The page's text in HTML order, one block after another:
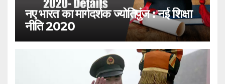
नए भारत का मार्गदर्शक ज्योतिपुंज : नई शिक्षा
नीति 2020